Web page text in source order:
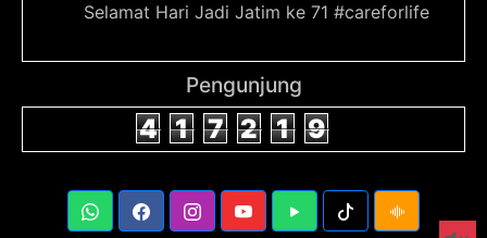
Selamat Hari Jadi Jatim ke 71 #careforlife
Pengunjung
4 1 7 2 1 9